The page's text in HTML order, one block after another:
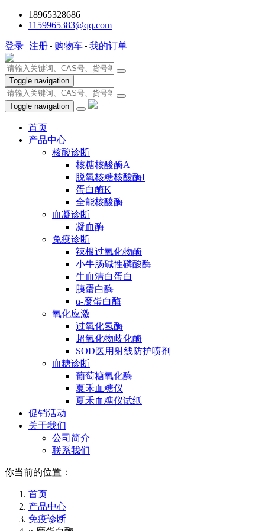
18965328686
1159965383@qq.com
登录 注册 | 购物车 | 我的订单
Toggle navigation
Toggle navigation
首页
产品中心
核酸诊断
核糖核酸酶A
脱氧核糖核酸酶I
蛋白酶K
全能核酸酶
血凝诊断
凝血酶
免疫诊断
辣根过氧化物酶
小牛肠碱性磷酸酶
牛血清白蛋白
胰蛋白酶
α-糜蛋白酶
氧化应激
过氧化氢酶
超氧化物歧化酶
SOD医用射线防护喷剂
血糖诊断
葡萄糖氧化酶
夏禾血糖仪
夏禾血糖仪试纸
促销活动
关于我们
公司简介
联系我们
你当前的位置：
首页
产品中心
免疫诊断